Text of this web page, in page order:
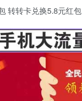
转转卡兑换5.8元红包